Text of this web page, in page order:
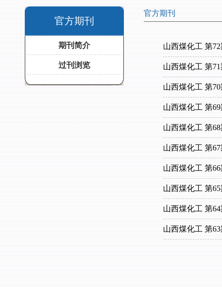
官方期刊
期刊简介
过刊浏览
官方期刊
山西煤化工 第72
山西煤化工 第71
山西煤化工 第70
山西煤化工 第69
山西煤化工 第68
山西煤化工 第67
山西煤化工 第66
山西煤化工 第65
山西煤化工 第64
山西煤化工 第63